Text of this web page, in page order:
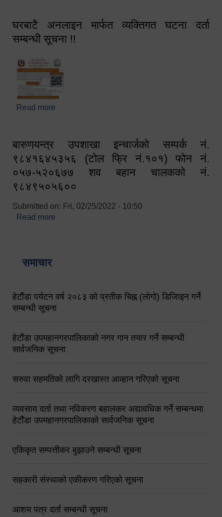
घरबाटै अनलाइन मार्फत व्यक्तिगत घटना दर्ता
सम्बन्धी सूचना !!
Read more
बारुणयन्त्र उपशाखा इन्चार्जको सम्पर्क नं.
९८४१६४५३५६ (टोल फ्रि नं.१०१) फोन नं.
०५७-५२०६७७ शव बहान चालकको नं.
९८४९५०५६००
Submitted on: Fri, 02/25/2022 - 10:50
Read more
समाचार
हेटौंडा पर्यटन वर्ष २०८३ को प्रतीक चिह्न (लोगो) डिजिाइन गर्ने
सम्बन्धी सूचना
हेटौंडा उपमहानगरपालिकाको नगर गान तयार गर्ने सम्बन्धी
सार्वजनिक सूचना
सरुवा सहमतिको लागि दरखास्त आव्हान गरिएको सूचना
व्यवसाय दर्ता तथा नविकरण बहालकर अद्यावधिक गर्ने सम्बन्धमा
हेटौंडा उपमहानगरपालिकाको सार्वजनिक सूचना
एकिकृत सम्पत्तीकर बुझाउने सम्बन्धी सूचना
सहकारी संस्थाको एकीकरण गरिएको सूचना
आशय पत्र दर्ता सम्बन्धी सूचना